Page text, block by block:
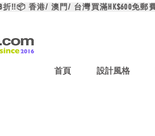
折‼️📦 香港/ 澳門/ 台灣買滿HK$600免郵
首頁 設計風格